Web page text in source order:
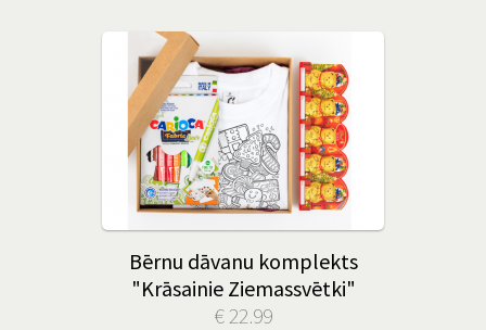
Bērnu dāvanu komplekts
"Krāsainie Ziemassvētki"
€ 22.99